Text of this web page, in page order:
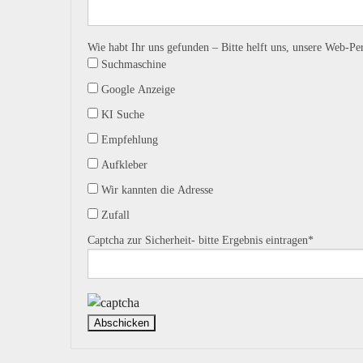
Wie habt Ihr uns gefunden – Bitte helft uns, unsere Web-
Suchmaschine
Google Anzeige
KI Suche
Empfehlung
Aufkleber
Wir kannten die Adresse
Zufall
Captcha zur Sicherheit- bitte Ergebnis eintragen*